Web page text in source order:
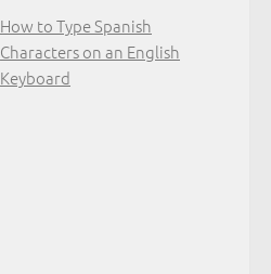
How to Type Spanish
Characters on an English
Keyboard